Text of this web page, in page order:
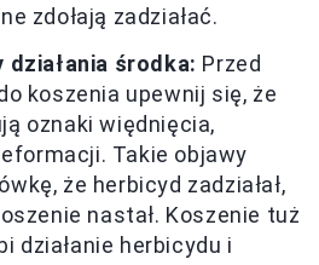
zdołają zadziałać.
środka: Przed
koszenia upewnij się, że
oznaki więdnięcia,
Takie objawy
że herbicyd zadziałał,
nastał. Koszenie tuż
działanie herbicydu i